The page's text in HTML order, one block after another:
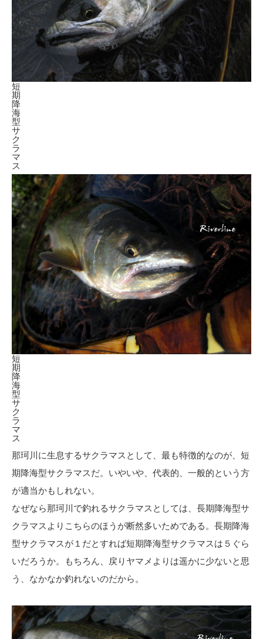
短
期
降
海
型
サ
ク
ラ
マ
ス
短
期
降
海
型
サ
ク
ラ
マ
ス
那珂川に生息するサクラマスとして、最も特徴的なのが、短
期降海型サクラマスだ。いやいや、代表的、一般的という方
が適当かもしれない。
なぜなら那珂川で釣れるサクラマスとしては、長期降海型サ
クラマスよりこちらのほうが断然多いためである。長期降海
型サクラマスが１だとすれば短期降海型サクラマスは５ぐら
いだろうか。もちろん、戻りヤマメよりは遥かに少ないと思
う、なかなか釣れないのだから。